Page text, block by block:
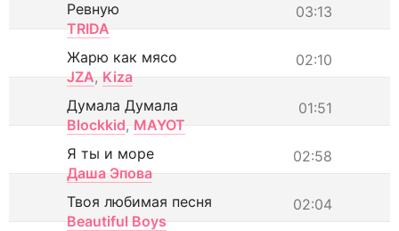
03:13
Ревную
TRIDA
02:10
Жарю как мясо
JZA, Kiza
01:51
Думала Думала
Blockkid, MAYOT
02:58
Я ты и море
Даша Эпова
02:04
Твоя любимая песня
Beautiful Boys